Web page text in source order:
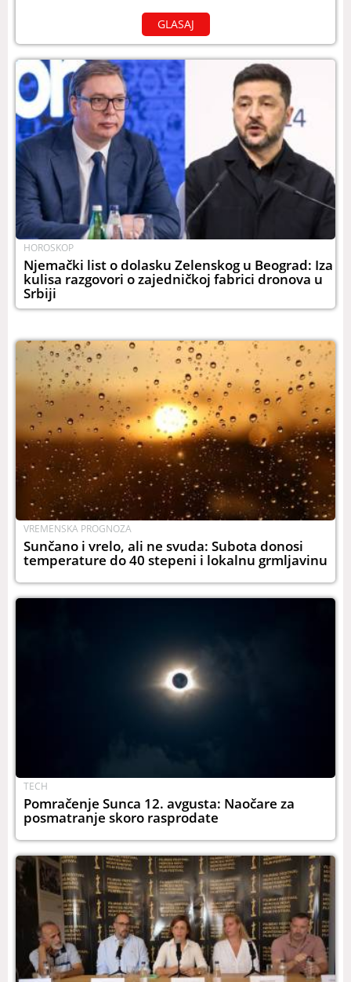
GLASAJ
HOROSKOP
Njemački list o dolasku Zelenskog u Beograd: Iza
kulisa razgovori o zajedničkoj fabrici dronova u
Srbiji
VREMENSKA PROGNOZA
Sunčano i vrelo, ali ne svuda: Subota donosi
temperature do 40 stepeni i lokalnu grmljavinu
TECH
Pomračenje Sunca 12. avgusta: Naočare za
posmatranje skoro rasprodate